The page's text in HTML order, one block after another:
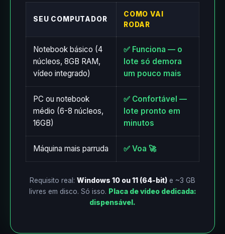
SEU COMPUTADOR
COMO VAI
RODAR
Notebook básico (4
núcleos, 8GB RAM,
vídeo integrado)
✅ Funciona — o
lote só demora
um pouco mais
PC ou notebook
médio (6-8 núcleos,
16GB)
✅ Confortável —
lote pronto em
minutos
Máquina mais parruda ✅ Voa 🚀
Requisito real: Windows 10 ou 11 (64-bit) e ~3 GB
livres em disco. Só isso. Placa de vídeo dedicada:
dispensável.